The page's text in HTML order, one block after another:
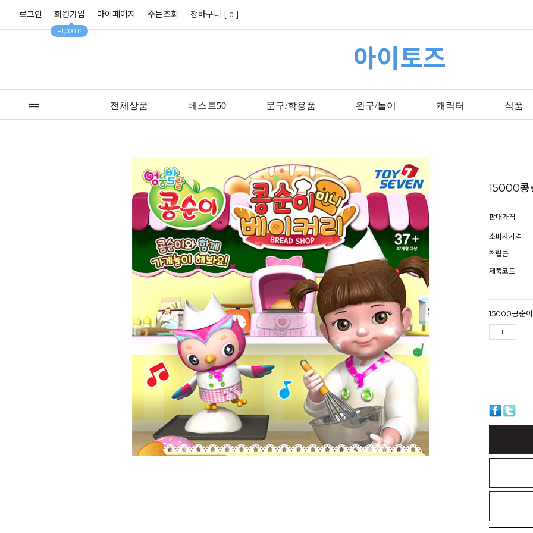
로그인 회원가입
+1,000 P
마이페이지 주문조회 장바구니 [ 0 ]
아이토즈
전체상품 베스트50 문구/학용품 완구/놀이 캐릭터 식품
15000콩
판매가격
소비자가격
적립금
제품코드
15000콩순